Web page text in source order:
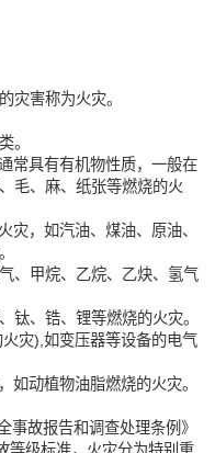
灾害称为火灾。
。
常具有有机物性质，一般在
毛、麻、纸张等燃烧的火
灾，如汽油、煤油、原油、
、甲烷、乙烷、乙炔、氢气
钛、锆、锂等燃烧的火灾。
灾),如变压器等设备的电气
如动植物油脂燃烧的火灾。
事故报告和调查处理条例》